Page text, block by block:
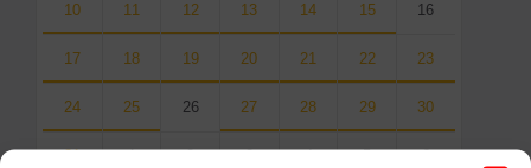
10 11 12 13 14 15 16
17 18 19 20 21 22 23
24 25 26 27 28 29 30
31 1 2 3 4 5 6